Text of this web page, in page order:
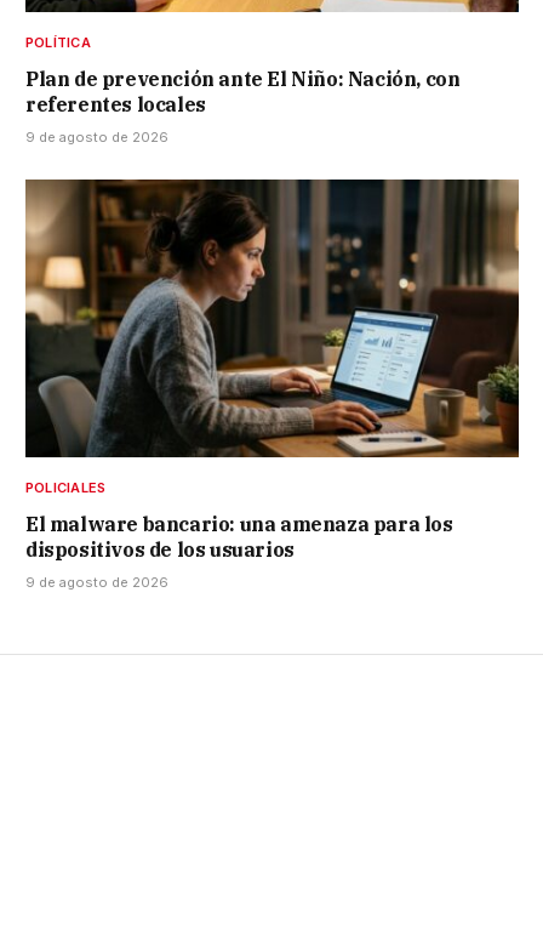
POLÍTICA
Plan de prevención ante El Niño: Nación, con
referentes locales
9 de agosto de 2026
POLICIALES
El malware bancario: una amenaza para los
dispositivos de los usuarios
9 de agosto de 2026